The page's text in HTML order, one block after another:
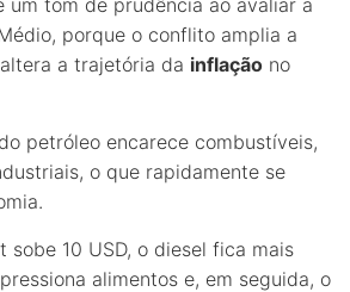
um tom de prudência ao avaliar a
porque o conflito amplia a
a trajetória da inflação no
petróleo encarece combustíveis,
o que rapidamente se
sobe 10 USD, o diesel fica mais
alimentos e, em seguida, o